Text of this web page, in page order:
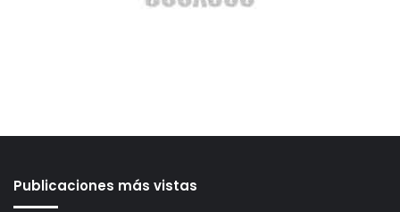
Publicaciones más vistas